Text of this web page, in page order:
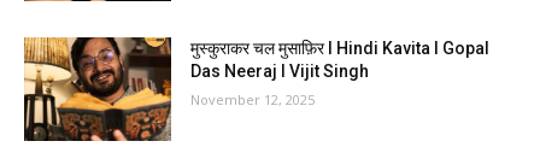
मुस्कुराकर चल मुसाफ़िर I Hindi Kavita I Gopal
Das Neeraj I Vijit Singh
November 12, 2025